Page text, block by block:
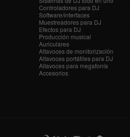
Controladores para DJ
Software/interfaces
Muestreadores para DJ
Efectos para DJ
Producción musical
Auriculares
Altavoces de monitorización
Altavoces portátiles para DJ
Altavoces para megafonía
Accesorios